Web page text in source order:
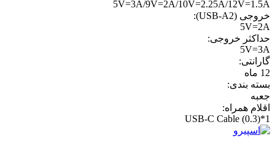
5V=3A/9V=2A/10V=2.25A/12V=1.5A
خروجی (USB-A2):
5V=2A
حداکثر خروجی:
5V=3A
گارانتی:
12 ماه
بسته بندی:
جعبه
اقلام همراه:
USB-C Cable (0.3)*1